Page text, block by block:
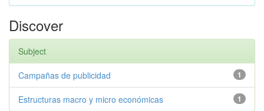
Discover
Subject
1
Campañas de publicidad
1
Estructuras macro y micro económicas